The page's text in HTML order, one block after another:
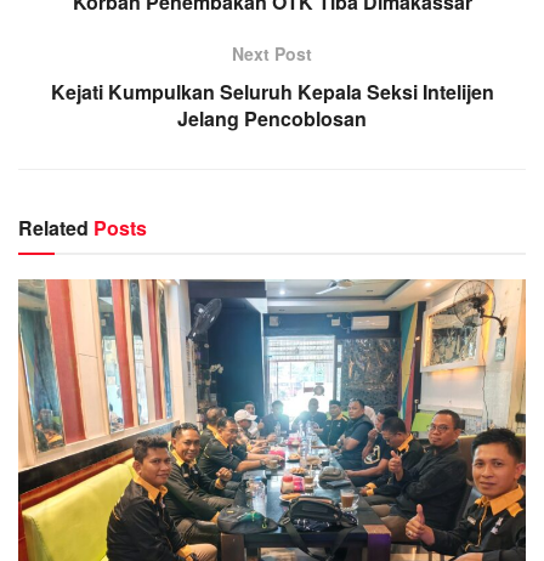
Next Post
Kejati Kumpulkan Seluruh Kepala Seksi Intelijen
Jelang Pencoblosan
Related Posts